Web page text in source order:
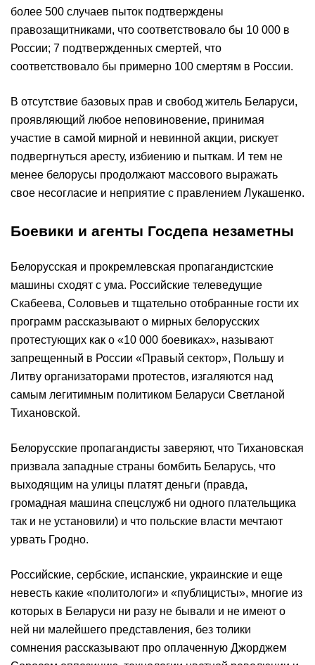
более 500 случаев пыток подтверждены
правозащитниками, что соответствовало бы 10 000 в
России; 7 подтвержденных смертей, что
соответствовало бы примерно 100 смертям в России.
В отсутствие базовых прав и свобод житель Беларуси,
проявляющий любое неповиновение, принимая
участие в самой мирной и невинной акции, рискует
подвергнуться аресту, избиению и пыткам. И тем не
менее белорусы продолжают массового выражать
свое несогласие и неприятие с правлением Лукашенко.
Боевики и агенты Госдепа незаметны
Белорусская и прокремлевская пропагандистские
машины сходят с ума. Российские телеведущие
Скабеева, Соловьев и тщательно отобранные гости их
программ рассказывают о мирных белорусских
протестующих как о «10 000 боевиках», называют
запрещенный в России «Правый сектор», Польшу и
Литву организаторами протестов, изгаляются над
самым легитимным политиком Беларуси Светланой
Тихановской.
Белорусские пропагандисты заверяют, что Тихановская
призвала западные страны бомбить Беларусь, что
выходящим на улицы платят деньги (правда,
громадная машина спецслужб ни одного плательщика
так и не установили) и что польские власти мечтают
урвать Гродно.
Российские, сербские, испанские, украинские и еще
невесть какие «политологи» и «публицисты», многие из
которых в Беларуси ни разу не бывали и не имеют о
ней ни малейшего представления, без толики
сомнения рассказывают про оплаченную Джорджем